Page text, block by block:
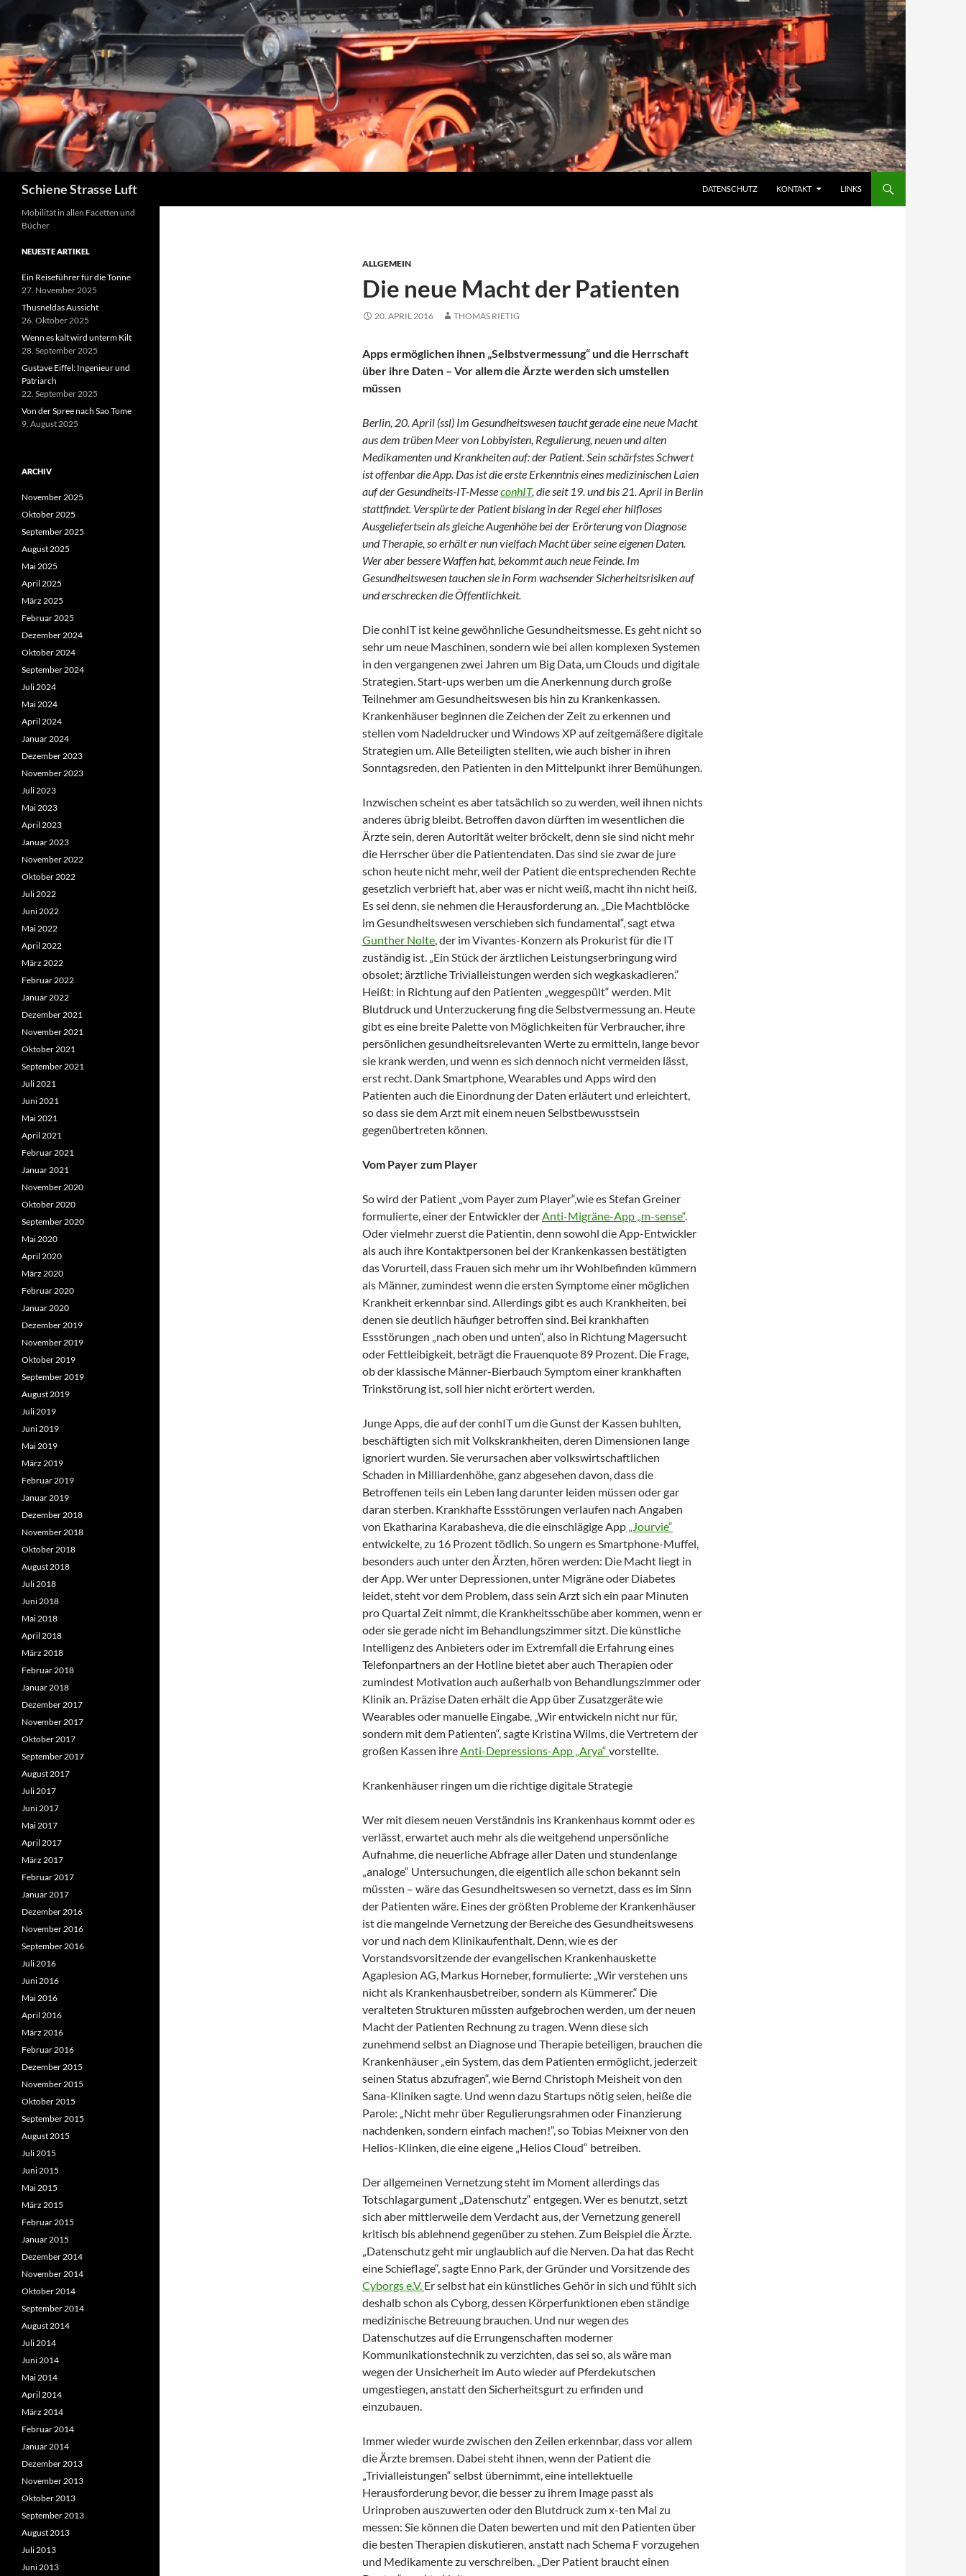
Zum
Inhalt
springen
Schiene Strasse Luft DATENSCHUTZ KONTAKT LINKS
ALLGEMEIN
Die neue Macht der Patienten
20. APRIL 2016 THOMAS RIETIG
Apps ermöglichen ihnen „Selbstvermessung“ und die Herrschaft
über ihre Daten – Vor allem die Ärzte werden sich umstellen
müssen
Berlin, 20. April (ssl) Im Gesundheitswesen taucht gerade eine neue Macht
aus dem trüben Meer von Lobbyisten, Regulierung, neuen und alten
Medikamenten und Krankheiten auf: der Patient. Sein schärfstes Schwert
ist offenbar die App. Das ist die erste Erkenntnis eines medizinischen Laien
auf der Gesundheits-IT-MesseconhIT, die seit 19. und bis 21. April in Berlin
stattfindet. Verspürte der Patient bislang in der Regel eher hilfloses
Ausgeliefertsein als gleiche Augenhöhe bei der Erörterung von Diagnose
und Therapie, so erhält er nun vielfach Macht über seine eigenen Daten.
Wer aber bessere Waffen hat, bekommt auch neue Feinde. Im
Gesundheitswesen tauchen sie in Form wachsender Sicherheitsrisiken auf
und erschrecken die Öffentlichkeit.
Die conhIT ist keine gewöhnliche Gesundheitsmesse. Es geht nicht so
sehr um neue Maschinen, sondern wie bei allen komplexen Systemen
in den vergangenen zwei Jahren um Big Data, um Clouds und digitale
Strategien. Start-ups werben um die Anerkennung durch große
Teilnehmer am Gesundheitswesen bis hin zu Krankenkassen.
Krankenhäuser beginnen die Zeichen der Zeit zu erkennen und
stellen vom Nadeldrucker und Windows XP auf zeitgemäßere digitale
Strategien um. Alle Beteiligten stellten, wie auch bisher in ihren
Sonntagsreden, den Patienten in den Mittelpunkt ihrer Bemühungen.
Inzwischen scheint es aber tatsächlich so zu werden, weil ihnen nichts
anderes übrig bleibt. Betroffen davon dürften im wesentlichen die
Ärzte sein, deren Autorität weiter bröckelt, denn sie sind nicht mehr
die Herrscher über die Patientendaten. Das sind sie zwar de jure
schon heute nicht mehr, weil der Patient die entsprechenden Rechte
gesetzlich verbrieft hat, aber was er nicht weiß, macht ihn nicht heiß.
Es sei denn, sie nehmen die Herausforderung an. „Die Machtblöcke
im Gesundheitswesen verschieben sich fundamental“, sagt etwa
Gunther Nolte, der im Vivantes-Konzern als Prokurist für die IT
zuständig ist. „Ein Stück der ärztlichen Leistungserbringung wird
obsolet; ärztliche Trivialleistungen werden sich wegkaskadieren.“
Heißt: in Richtung auf den Patienten „weggespült“ werden. Mit
Blutdruck und Unterzuckerung fing die Selbstvermessung an. Heute
gibt es eine breite Palette von Möglichkeiten für Verbraucher, ihre
persönlichen gesundheitsrelevanten Werte zu ermitteln, lange bevor
sie krank werden, und wenn es sich dennoch nicht vermeiden lässt,
erst recht. Dank Smartphone, Wearables und Apps wird den
Patienten auch die Einordnung der Daten erläutert und erleichtert,
so dass sie dem Arzt mit einem neuen Selbstbewusstsein
gegenübertreten können.
Vom Payer zum Player
So wird der Patient „vom Payer zum Player“,wie es Stefan Greiner
formulierte, einer der Entwickler derAnti-Migräne-App „m-sense“.
Oder vielmehr zuerst die Patientin, denn sowohl die App-Entwickler
als auch ihre Kontaktpersonen bei der Krankenkassen bestätigten
das Vorurteil, dass Frauen sich mehr um ihr Wohlbefinden kümmern
als Männer, zumindest wenn die ersten Symptome einer möglichen
Krankheit erkennbar sind. Allerdings gibt es auch Krankheiten, bei
denen sie deutlich häufiger betroffen sind. Bei krankhaften
Essstörungen „nach oben und unten“, also in Richtung Magersucht
oder Fettleibigkeit, beträgt die Frauenquote 89 Prozent. Die Frage,
ob der klassische Männer-Bierbauch Symptom einer krankhaften
Trinkstörung ist, soll hier nicht erörtert werden.
Junge Apps, die auf der conhIT um die Gunst der Kassen buhlten,
beschäftigten sich mit Volkskrankheiten, deren Dimensionen lange
ignoriert wurden. Sie verursachen aber volkswirtschaftlichen
Schaden in Milliardenhöhe, ganz abgesehen davon, dass die
Betroffenen teils ein Leben lang darunter leiden müssen oder gar
daran sterben. Krankhafte Essstörungen verlaufen nach Angaben
von Ekatharina Karabasheva, die die einschlägige App „Jourvie“
entwickelte, zu 16 Prozent tödlich. So ungern es Smartphone-Muffel,
besonders auch unter den Ärzten, hören werden: Die Macht liegt in
der App. Wer unter Depressionen, unter Migräne oder Diabetes
leidet, steht vor dem Problem, dass sein Arzt sich ein paar Minuten
pro Quartal Zeit nimmt, die Krankheitsschübe aber kommen, wenn er
oder sie gerade nicht im Behandlungszimmer sitzt. Die künstliche
Intelligenz des Anbieters oder im Extremfall die Erfahrung eines
Telefonpartners an der Hotline bietet aber auch Therapien oder
zumindest Motivation auch außerhalb von Behandlungszimmer oder
Klinik an. Präzise Daten erhält die App über Zusatzgeräte wie
Wearables oder manuelle Eingabe. „Wir entwickeln nicht nur für,
sondern mit dem Patienten“, sagte Kristina Wilms, die Vertretern der
großen Kassen ihreAnti-Depressions-App „Arya“ vorstellte.
Krankenhäuser ringen um die richtige digitale Strategie
Wer mit diesem neuen Verständnis ins Krankenhaus kommt oder es
verlässt, erwartet auch mehr als die weitgehend unpersönliche
Aufnahme, die neuerliche Abfrage aller Daten und stundenlange
„analoge“ Untersuchungen, die eigentlich alle schon bekannt sein
müssten – wäre das Gesundheitswesen so vernetzt, dass es im Sinn
der Patienten wäre. Eines der größten Probleme der Krankenhäuser
ist die mangelnde Vernetzung der Bereiche des Gesundheitswesens
vor und nach dem Klinikaufenthalt. Denn, wie es der
Vorstandsvorsitzende der evangelischen Krankenhauskette
Agaplesion AG, Markus Horneber, formulierte: „Wir verstehen uns
nicht als Krankenhausbetreiber, sondern als Kümmerer.“ Die
veralteten Strukturen müssten aufgebrochen werden, um der neuen
Macht der Patienten Rechnung zu tragen. Wenn diese sich
zunehmend selbst an Diagnose und Therapie beteiligen, brauchen die
Krankenhäuser „ein System, das dem Patienten ermöglicht, jederzeit
seinen Status abzufragen“, wie Bernd Christoph Meisheit von den
Sana-Kliniken sagte. Und wenn dazu Startups nötig seien, heiße die
Parole: „Nicht mehr über Regulierungsrahmen oder Finanzierung
nachdenken, sondern einfach machen!“, so Tobias Meixner von den
Helios-Klinken, die eine eigene „Helios Cloud“ betreiben.
Der allgemeinen Vernetzung steht im Moment allerdings das
Totschlagargument „Datenschutz“ entgegen. Wer es benutzt, setzt
sich aber mittlerweile dem Verdacht aus, der Vernetzung generell
kritisch bis ablehnend gegenüber zu stehen. Zum Beispiel die Ärzte.
„Datenschutz geht mir unglaublich auf die Nerven. Da hat das Recht
eine Schieflage“, sagte Enno Park, der Gründer und Vorsitzende des
Cyborgs e.V. Er selbst hat ein künstliches Gehör in sich und fühlt sich
deshalb schon als Cyborg, dessen Körperfunktionen eben ständige
medizinische Betreuung brauchen. Und nur wegen des
Datenschutzes auf die Errungenschaften moderner
Kommunikationstechnik zu verzichten, das sei so, als wäre man
wegen der Unsicherheit im Auto wieder auf Pferdekutschen
umgestiegen, anstatt den Sicherheitsgurt zu erfinden und
einzubauen.
Immer wieder wurde zwischen den Zeilen erkennbar, dass vor allem
die Ärzte bremsen. Dabei steht ihnen, wenn der Patient die
„Trivialleistungen“ selbst übernimmt, eine intellektuelle
Herausforderung bevor, die besser zu ihrem Image passt als
Urinproben auszuwerten oder den Blutdruck zum x-ten Mal zu
messen: Sie können die Daten bewerten und mit den Patienten über
die besten Therapien diskutieren, anstatt nach Schema F vorzugehen
und Medikamente zu verschreiben. „Der Patient braucht einen
Mobilität in allen Facetten und
Bücher
NEUESTE ARTIKEL
Ein Reiseführer für die Tonne
27. November 2025
Thusneldas Aussicht
26. Oktober 2025
Wenn es kalt wird unterm Kilt
28. September 2025
Gustave Eiffel: Ingenieur und
Patriarch
22. September 2025
Von der Spree nach Sao Tome
9. August 2025
ARCHIV
November 2025
Oktober 2025
September 2025
August 2025
Mai 2025
April 2025
März 2025
Februar 2025
Dezember 2024
Oktober 2024
September 2024
Juli 2024
Mai 2024
April 2024
Januar 2024
Dezember 2023
November 2023
Juli 2023
Mai 2023
April 2023
Januar 2023
November 2022
Oktober 2022
Juli 2022
Juni 2022
Mai 2022
April 2022
März 2022
Februar 2022
Januar 2022
Dezember 2021
November 2021
Oktober 2021
September 2021
Juli 2021
Juni 2021
Mai 2021
April 2021
Februar 2021
Januar 2021
November 2020
Oktober 2020
September 2020
Mai 2020
April 2020
März 2020
Februar 2020
Januar 2020
Dezember 2019
November 2019
Oktober 2019
September 2019
August 2019
Juli 2019
Juni 2019
Mai 2019
März 2019
Februar 2019
Januar 2019
Dezember 2018
November 2018
Oktober 2018
August 2018
Juli 2018
Juni 2018
Mai 2018
April 2018
März 2018
Februar 2018
Januar 2018
Dezember 2017
November 2017
Oktober 2017
September 2017
August 2017
Juli 2017
Juni 2017
Mai 2017
April 2017
März 2017
Februar 2017
Januar 2017
Dezember 2016
November 2016
September 2016
Juli 2016
Juni 2016
Mai 2016
April 2016
März 2016
Februar 2016
Dezember 2015
November 2015
Oktober 2015
September 2015
August 2015
Juli 2015
Juni 2015
Mai 2015
März 2015
Februar 2015
Januar 2015
Dezember 2014
November 2014
Oktober 2014
September 2014
August 2014
Juli 2014
Juni 2014
Mai 2014
April 2014
März 2014
Februar 2014
Januar 2014
Dezember 2013
November 2013
Oktober 2013
September 2013
August 2013
Juli 2013
Juni 2013